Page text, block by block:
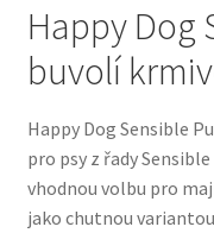
Vše pro psy — Krmivo,
Boudy a výběhy
Bozita pro psy —
Brit pro psy
Happy Dog
buvolí
Happy Dog Sensible
pro psy z řady
vhodnou volbu pro
jako chutnou